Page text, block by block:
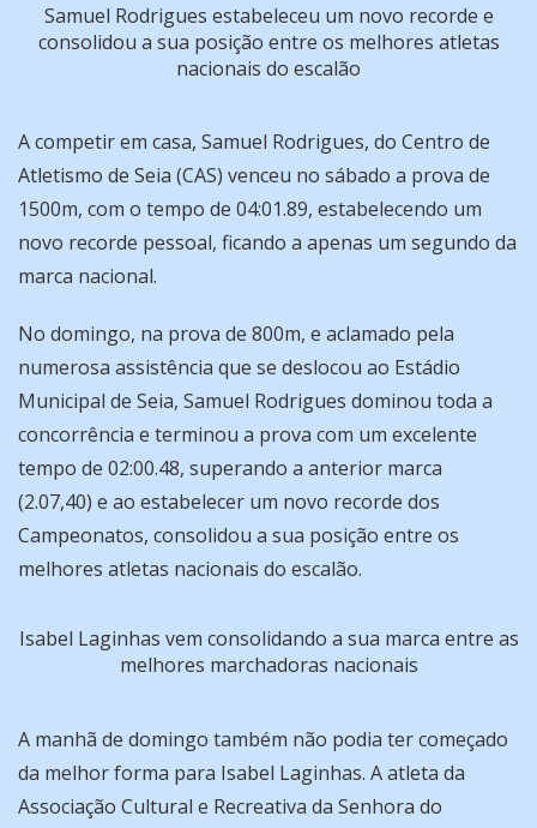
Samuel Rodrigues estabeleceu um novo recorde e
consolidou a sua posição entre os melhores atletas
nacionais do escalão
A competir em casa, Samuel Rodrigues, do Centro de
Atletismo de Seia (CAS) venceu no sábado a prova de
1500m, com o tempo de 04:01.89, estabelecendo um
novo recorde pessoal, ficando a apenas um segundo da
marca nacional.
No domingo, na prova de 800m, e aclamado pela
numerosa assistência que se deslocou ao Estádio
Municipal de Seia, Samuel Rodrigues dominou toda a
concorrência e terminou a prova com um excelente
tempo de 02:00.48, superando a anterior marca
(2.07,40) e ao estabelecer um novo recorde dos
Campeonatos, consolidou a sua posição entre os
melhores atletas nacionais do escalão.
Isabel Laginhas vem consolidando a sua marca entre as
melhores marchadoras nacionais
A manhã de domingo também não podia ter começado
da melhor forma para Isabel Laginhas. A atleta da
Associação Cultural e Recreativa da Senhora do